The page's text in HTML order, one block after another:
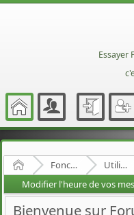
Essayer
Accueil Fonctionnement du forum
Utilisation du forum
Modifier l'heure de vos
Bienvenue sur